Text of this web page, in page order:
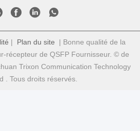
| Plan du site | Bonne qualité de la
récepteur de QSFP Fournisseur. © de
Trixon Communication Technology
. Tous droits réservés.